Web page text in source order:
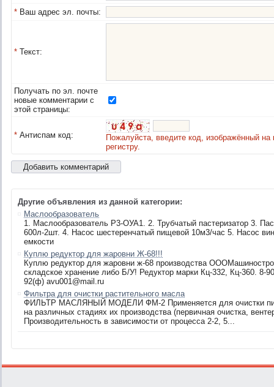
* Ваш адрес эл. почты:
* Текст:
Получать по эл. почте
новые комментарии с
этой страницы:
* Антиспам код:
Пожалуйста, введите код, изображённый
регистру.
Другие объявления из данной категории:
Маслообразователь
1. Маслообразователь Р3-ОУА1. 2. Трубчатый пастеризатор 3.
600л-2шт. 4. Насос шестеренчатый пищевой 10м3/час 5. Насос
емкости
Куплю редуктор для жаровни Ж-68!!!
Куплю редуктор для жаровни ж-68 производства
складское хранение либо Б/У! Редуктор марки Кц-332, Кц-360. 8-
92(ф) avu001@mail.ru
Фильтра для очистки растительного масла
ФИЛЬТР МАСЛЯНЫЙ МОДЕЛИ ФМ-2 Применяется для очистки
на различных стадиях их производства (первичная очистка,
Производительность в зависимости от процесса 2-2, 5...